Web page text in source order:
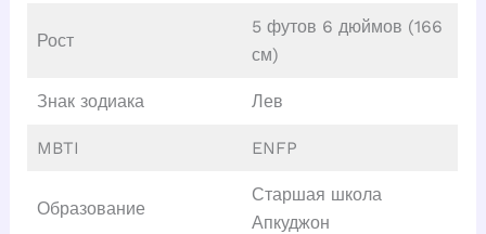
Рост
5 футов 6 дюймов (166
см)
Знак зодиака Лев
MBTI ENFP
Образование
Старшая школа
Апкуджон